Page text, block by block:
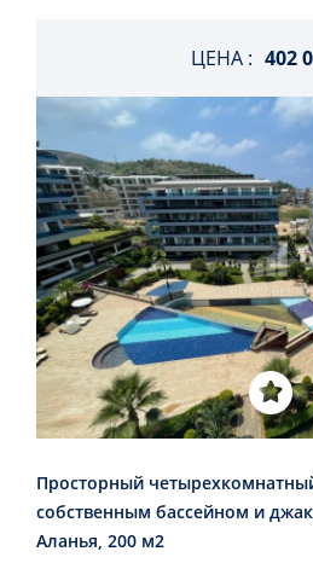
ЦЕНА : 402
Просторный
собственным бассейном и
Аланья, 200 м2